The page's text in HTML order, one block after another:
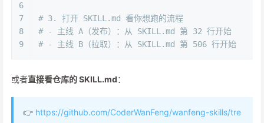
6
7
8
9
# 3. 打开 SKILL.md 看你想跑的流程
# - 主线 A（发布）：从 SKILL.md 第 32 行开始
# - 主线 B（拉取）：从 SKILL.md 第 506 行开始
或者直接看仓库的 SKILL.md：
👉 https://github.com/CoderWanFeng/wanfeng-skills/tre